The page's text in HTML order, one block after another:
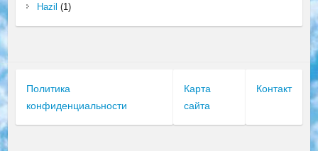
Hazil (1)
Политика
конфиденциальности
Карта
сайта
Контакт